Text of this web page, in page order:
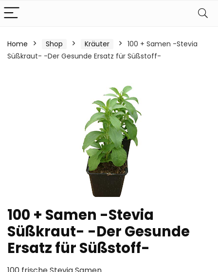
Home Shop Kräuter
100 + Samen -Stevia
Süßkraut- -Der Gesunde Ersatz für Süßstoff-
100 + Samen -Stevia
Süßkraut- -Der Gesunde
Ersatz für Süßstoff-